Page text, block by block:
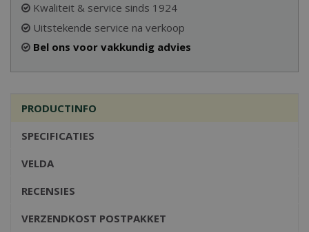
Kwaliteit & service sinds 1924
Uitstekende service na verkoop
Bel ons voor vakkundig advies
PRODUCTINFO
SPECIFICATIES
VELDA
RECENSIES
VERZENDKOST POSTPAKKET